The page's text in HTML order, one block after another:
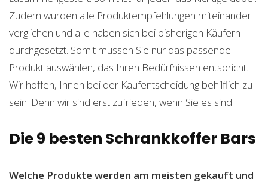
Zudem wurden alle Produktempfehlungen miteinander
verglichen und alle haben sich bei bisherigen Käufern
durchgesetzt. Somit müssen Sie nur das passende
Produkt auswählen, das Ihren Bedürfnissen entspricht.
Wir hoffen, Ihnen bei der Kaufentscheidung behilflich zu
sein. Denn wir sind erst zufrieden, wenn Sie es sind.
Die 9 besten Schrankkoffer Bars
Welche Produkte werden am meisten gekauft und